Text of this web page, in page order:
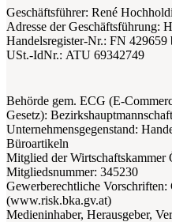
Geschäftsführer: René
Adresse der Geschäftsführung:
Handelsregister-Nr.: FN 429659
USt.-IdNr.: ATU 69342749
Behörde gem. ECG (E-
Gesetz):
Unternehmensgegenstand:
Büroartikeln
Mitglied der Wirtschaftskammer
Mitgliedsnummer: 345230
Gewerberechtliche Vorschriften:
(www.risk.bka.gv.at)
Medieninhaber, Herausgeber,